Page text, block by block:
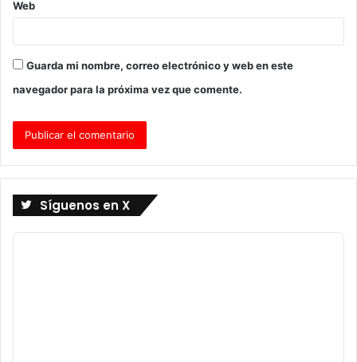
Web
Guarda mi nombre, correo electrónico y web en este
navegador para la próxima vez que comente.
Síguenos en X